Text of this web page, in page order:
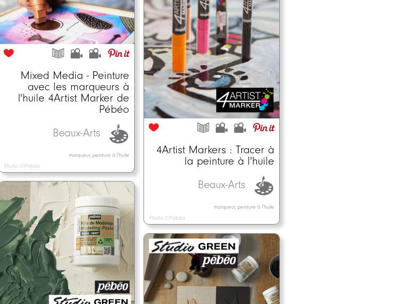
Mixed Media - Peinture
avec les marqueurs à
l'huile 4Artist Marker de
Pébéo
Beaux-Arts
marqueur, peinture à l'huile
Photo ©Pébéo
4Artist Markers : Tracer à
la peinture à l'huile
Beaux-Arts
marqueur, peinture à l'huile
Photo ©Pébéo